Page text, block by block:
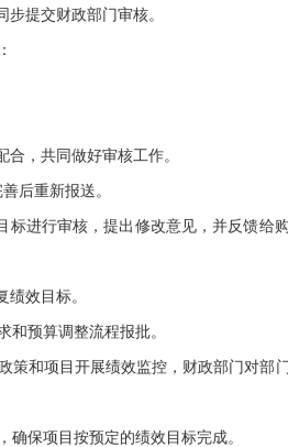
提交财政部门审核。
，共同做好审核工作。
后重新报送。
标进行审核，提出修改意见，并反馈给
效目标。
预算调整流程报批。
和项目开展绩效监控，财政部门对部
保项目按预定的绩效目标完成。